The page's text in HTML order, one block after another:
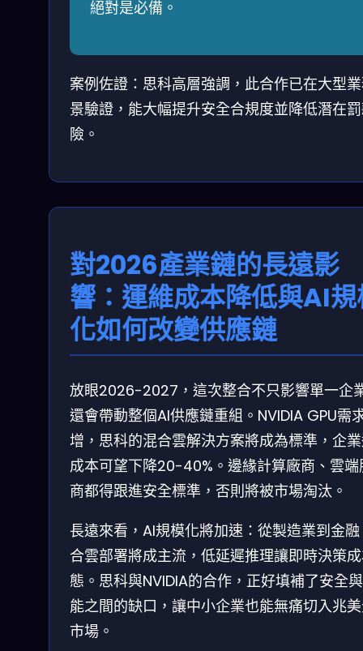
絕對是必備。
案例佐證：思科高層強調，此合作已在大型
景驗證，能大幅提升安全合規度並降低潛在
險。
對2026產業鏈的長遠影
響：運維成本降低與AI
化如何改變供應鏈
放眼2026-2027，這次整合不只影響單一企
還會帶動整個AI供應鏈重組。NVIDIA GPU需
增，思科的混合雲解決方案將成為標準，企
成本可望下降20-40%。邊緣計算廠商、雲端
商都得跟進安全標準，否則將被市場淘汰。
長遠來看，AI規模化將加速：從製造業到金
合雲部署將成主流，低延遲推理讓即時決策
態。思科與NVIDIA的合作，正好填補了安全
能之間的缺口，讓中小企業也能無痛切入兆
市場。